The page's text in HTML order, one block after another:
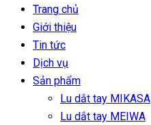
Trang chủ
Giới thiệu
Tin tức
Dịch vụ
Sản phẩm
Lu dắt tay MIKASA
Lu dắt tay MEIWA